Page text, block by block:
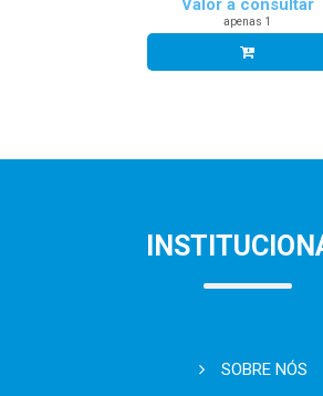
apenas 1
SOBRE NÓS